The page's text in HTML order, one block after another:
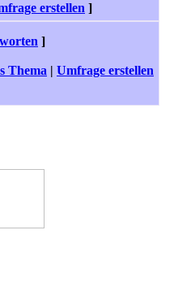
erstellen ]
]
Thema | Umfrage erstellen